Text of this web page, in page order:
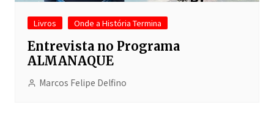
Livros Onde a História Termina
Entrevista no Programa
ALMANAQUE
Marcos Felipe Delfino